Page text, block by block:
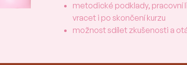
metodické podklady, pracovní
vracet i po skončení kurzu
možnost sdílet zkušenosti a